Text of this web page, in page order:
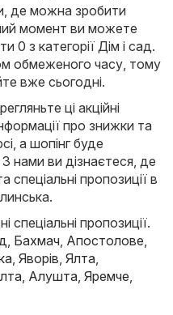
де можна зробити
момент ви можете
0 з категорії Дім і сад.
обмеженого часу, тому
вже сьогодні.
ці акційні
про знижки та
а шопінг буде
нами ви дізнаєтеся, де
спеціальні пропозиції в
спеціальні пропозиції.
, Бахмач, Апостолове,
, Яворів, Ялта,
, Алушта, Яремче,